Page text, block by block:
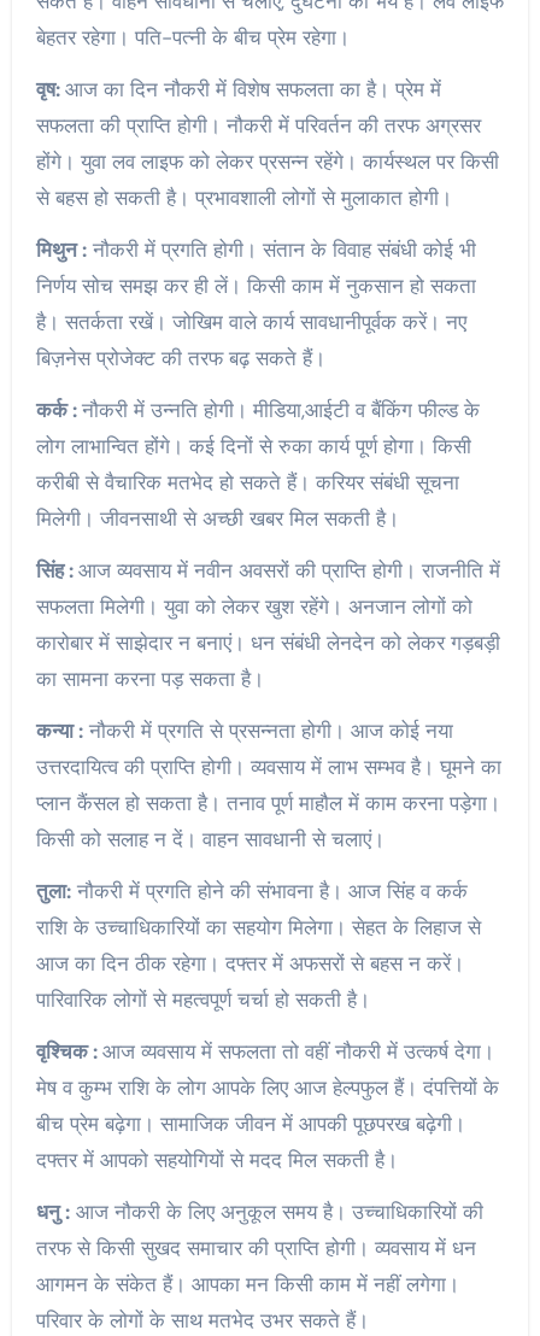
बेहतर रहेगा। पति-पत्नी के बीच प्रेम रहेगा।
वृष:आज का दिन नौकरी में विशेष सफलता का है। प्रेम में
सफलता की प्राप्ति होगी। नौकरी में परिवर्तन की तरफ अग्रसर
होंगे। युवा लव लाइफ को लेकर प्रसन्न रहेंगे। कार्यस्थल पर किसी
से बहस हो सकती है। प्रभावशाली लोगों से मुलाकात होगी।
मिथुन :नौकरी में प्रगति होगी। संतान के विवाह संबंधी कोई भी
निर्णय सोच समझ कर ही लें। किसी काम में नुकसान हो सकता
है। सतर्कता रखें। जोखिम वाले कार्य सावधानीपूर्वक करें। नए
बिज़नेस प्रोजेक्ट की तरफ बढ़ सकते हैं।
कर्क :नौकरी में उन्नति होगी। मीडिया,आईटी व बैंकिंग फील्ड के
लोग लाभान्वित होंगे। कई दिनों से रुका कार्य पूर्ण होगा। किसी
करीबी से वैचारिक मतभेद हो सकते हैं। करियर संबंधी सूचना
मिलेगी। जीवनसाथी से अच्छी खबर मिल सकती है।
सिंह :आज व्यवसाय में नवीन अवसरों की प्राप्ति होगी। राजनीति में
सफलता मिलेगी। युवा को लेकर खुश रहेंगे। अनजान लोगों को
कारोबार में साझेदार न बनाएं। धन संबंधी लेनदेन को लेकर गड़बड़ी
का सामना करना पड़ सकता है।
कन्या :नौकरी में प्रगति से प्रसन्नता होगी। आज कोई नया
उत्तरदायित्व की प्राप्ति होगी। व्यवसाय में लाभ सम्भव है। घूमने का
प्लान कैंसल हो सकता है। तनाव पूर्ण माहौल में काम करना पड़ेगा।
किसी को सलाह न दें। वाहन सावधानी से चलाएं।
तुला:नौकरी में प्रगति होने की संभावना है। आज सिंह व कर्क
राशि के उच्चाधिकारियों का सहयोग मिलेगा। सेहत के लिहाज से
आज का दिन ठीक रहेगा। दफ्तर में अफसरों से बहस न करें।
पारिवारिक लोगों से महत्वपूर्ण चर्चा हो सकती है।
वृश्चिक :आज व्यवसाय में सफलता तो वहीं नौकरी में उत्कर्ष देगा।
मेष व कुम्भ राशि के लोग आपके लिए आज हेल्पफुल हैं। दंपत्तियों के
बीच प्रेम बढ़ेगा। सामाजिक जीवन में आपकी पूछपरख बढ़ेगी।
दफ्तर में आपको सहयोगियों से मदद मिल सकती है।
धनु :आज नौकरी के लिए अनुकूल समय है। उच्चाधिकारियों की
तरफ से किसी सुखद समाचार की प्राप्ति होगी। व्यवसाय में धन
आगमन के संकेत हैं। आपका मन किसी काम में नहीं लगेगा।
परिवार के लोगों के साथ मतभेद उभर सकते हैं।